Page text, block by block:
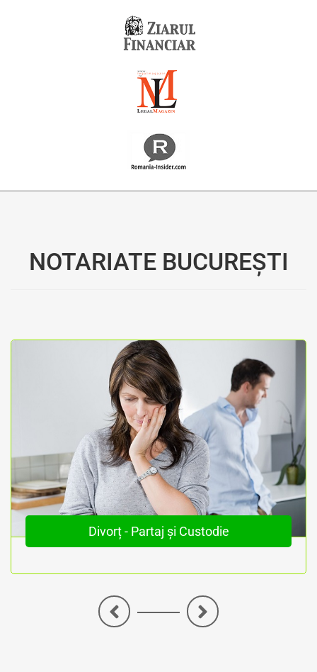
NOTARIATE BUCUREȘTI
Divorț - Partaj și Custodie
<